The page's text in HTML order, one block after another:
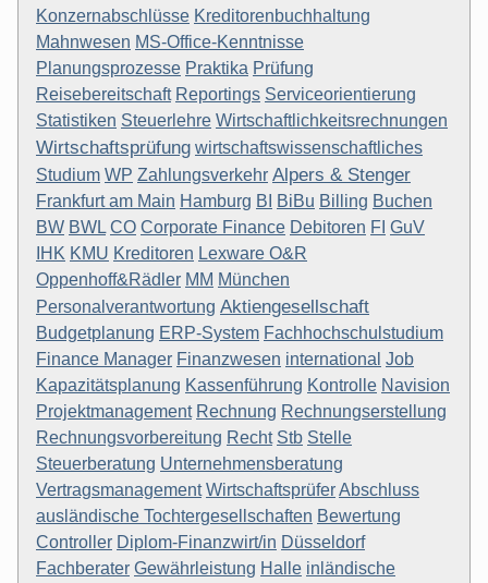
Konzernabschlüsse Kreditorenbuchhaltung
Mahnwesen MS-Office-Kenntnisse
Planungsprozesse Praktika Prüfung
Reisebereitschaft Reportings Serviceorientierung
Statistiken Steuerlehre Wirtschaftlichkeitsrechnungen
Wirtschaftsprüfung wirtschaftswissenschaftliches
Studium WP Zahlungsverkehr Alpers & Stenger
Frankfurt am Main Hamburg BI BiBu Billing Buchen
BW BWL CO Corporate Finance Debitoren FI GuV
IHK KMU Kreditoren Lexware O&R
Oppenhoff&Rädler MM München
Personalverantwortung Aktiengesellschaft
Budgetplanung ERP-System Fachhochschulstudium
Finance Manager Finanzwesen international Job
Kapazitätsplanung Kassenführung Kontrolle Navision
Projektmanagement Rechnung Rechnungserstellung
Rechnungsvorbereitung Recht Stb Stelle
Steuerberatung Unternehmensberatung
Vertragsmanagement WirtschaftsprüferAbschluss
ausländische Tochtergesellschaften Bewertung
Controller Diplom-Finanzwirt/in Düsseldorf
Fachberater Gewährleistung Halle inländische